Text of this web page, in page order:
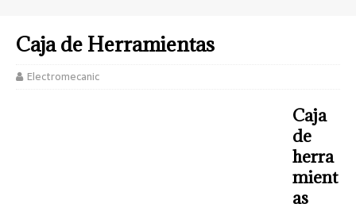
Caja de Herramientas
Electromecanic
Caja
de
herra
mient
as